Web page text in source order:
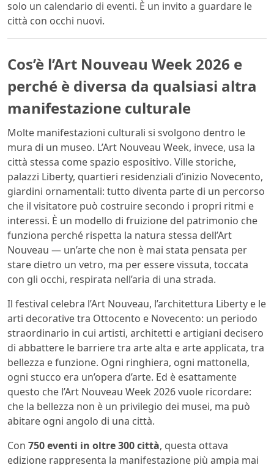
solo un calendario di eventi. È un invito a guardare le
città con occhi nuovi.
Cos’è l’Art Nouveau Week 2026 e
perché è diversa da qualsiasi altra
manifestazione culturale
Molte manifestazioni culturali si svolgono dentro le
mura di un museo. L’Art Nouveau Week, invece, usa la
città stessa come spazio espositivo. Ville storiche,
palazzi Liberty, quartieri residenziali d’inizio Novecento,
giardini ornamentali: tutto diventa parte di un percorso
che il visitatore può costruire secondo i propri ritmi e
interessi. È un modello di fruizione del patrimonio che
funziona perché rispetta la natura stessa dell’Art
Nouveau — un’arte che non è mai stata pensata per
stare dietro un vetro, ma per essere vissuta, toccata
con gli occhi, respirata nell’aria di una strada.
Il festival celebra l’Art Nouveau, l’architettura Liberty e le
arti decorative tra Ottocento e Novecento: un periodo
straordinario in cui artisti, architetti e artigiani decisero
di abbattere le barriere tra arte alta e arte applicata, tra
bellezza e funzione. Ogni ringhiera, ogni mattonella,
ogni stucco era un’opera d’arte. Ed è esattamente
questo che l’Art Nouveau Week 2026 vuole ricordare:
che la bellezza non è un privilegio dei musei, ma può
abitare ogni angolo di una città.
Con 750 eventi in oltre 300 città, questa ottava
edizione rappresenta la manifestazione più ampia mai